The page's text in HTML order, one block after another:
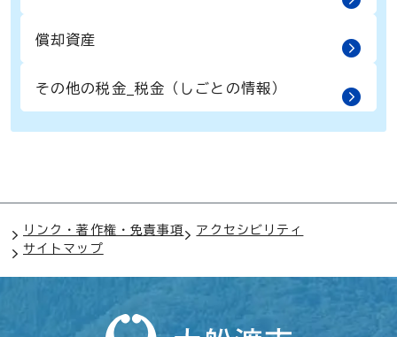
償却資産
その他の税金_税金（しごとの情報）
リンク・著作権・免責事項
アクセシビリティ
サイトマップ